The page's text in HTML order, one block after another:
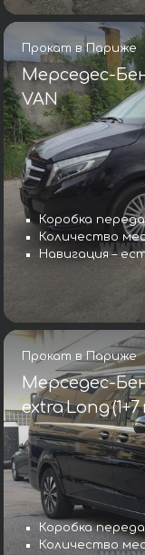
Прокат в Париже
Мерседес-
VAN
Коробка
Количество
Навигация –
Прокат в Париже
Мерседес-
extra Long
Коробка
Количество